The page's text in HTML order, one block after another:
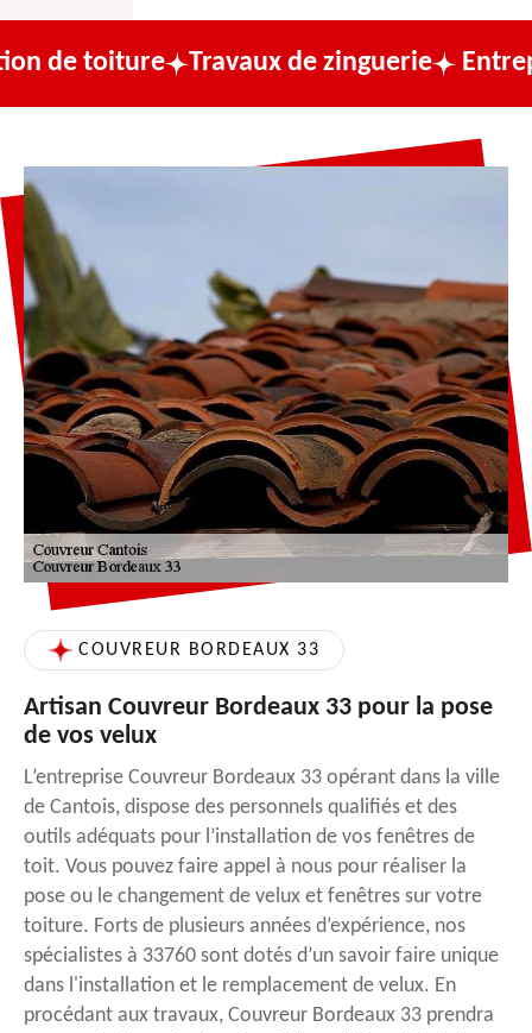
Travaux de zinguerie Entreprise de
COUVREUR BORDEAUX 33
Artisan Couvreur Bordeaux 33 pour la pose
de vos velux
L’entreprise Couvreur Bordeaux 33 opérant dans la ville
de Cantois, dispose des personnels qualifiés et des
outils adéquats pour l’installation de vos fenêtres de
toit. Vous pouvez faire appel à nous pour réaliser la
pose ou le changement de velux et fenêtres sur votre
toiture. Forts de plusieurs années d’expérience, nos
spécialistes à 33760 sont dotés d’un savoir faire unique
dans l'installation et le remplacement de velux. En
procédant aux travaux, Couvreur Bordeaux 33 prendra